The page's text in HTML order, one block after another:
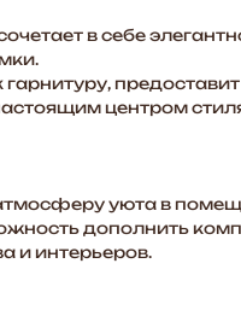
в себе
центром
уюта в
дополнить
и интерьеров.